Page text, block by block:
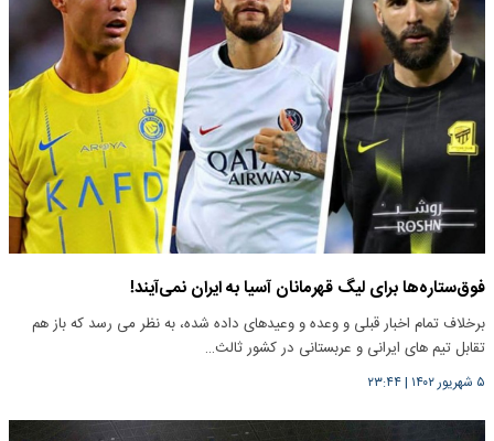
فوق‌ستاره‌ها برای لیگ قهرمانان آسیا به ایران نمی‌آیند!
برخلاف تمام اخبار قبلی و وعده و وعیدهای داده شده، به نظر می رسد که باز هم
تقابل تیم های ایرانی و عربستانی در کشور ثالث…
۵ شهریور ۱۴۰۲ |۲۳:۴۴